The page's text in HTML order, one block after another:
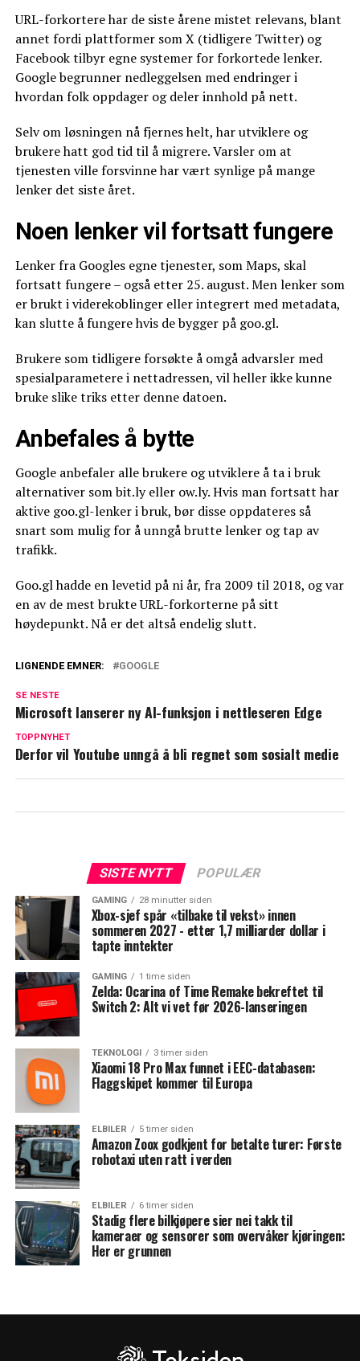
URL-forkortere har de siste årene mistet relevans, blant
annet fordi plattformer som X (tidligere Twitter) og
Facebook tilbyr egne systemer for forkortede lenker.
Google begrunner nedleggelsen med endringer i
hvordan folk oppdager og deler innhold på nett.
Selv om løsningen nå fjernes helt, har utviklere og
brukere hatt god tid til å migrere. Varsler om at
tjenesten ville forsvinne har vært synlige på mange
lenker det siste året.
Noen lenker vil fortsatt fungere
Lenker fra Googles egne tjenester, som Maps, skal
fortsatt fungere – også etter 25. august. Men lenker som
er brukt i viderekoblinger eller integrert med metadata,
kan slutte å fungere hvis de bygger på goo.gl.
Brukere som tidligere forsøkte å omgå advarsler med
spesialparametere i nettadressen, vil heller ikke kunne
bruke slike triks etter denne datoen.
Anbefales å bytte
Google anbefaler alle brukere og utviklere å ta i bruk
alternativer som bit.ly eller ow.ly. Hvis man fortsatt har
aktive goo.gl-lenker i bruk, bør disse oppdateres så
snart som mulig for å unngå brutte lenker og tap av
trafikk.
Goo.gl hadde en levetid på ni år, fra 2009 til 2018, og var
en av de mest brukte URL-forkorterne på sitt
høydepunkt. Nå er det altså endelig slutt.
LIGNENDE EMNER: GOOGLE
SE NESTE
Microsoft lanserer ny AI-funksjon i nettleseren Edge
TOPPNYHET
Derfor vil Youtube unngå å bli regnet som sosialt medie
SISTE NYTT POPULÆR
GAMING 28 minutter siden
Xbox-sjef spår «tilbake til vekst» innen
sommeren 2027 - etter 1,7 milliarder dollar i
tapte inntekter
GAMING 1 time siden
Zelda: Ocarina of Time Remake bekreftet til
Switch 2: Alt vi vet før 2026-lanseringen
TEKNOLOGI 3 timer siden
Xiaomi 18 Pro Max funnet i EEC-databasen:
Flaggskipet kommer til Europa
ELBILER 5 timer siden
Amazon Zoox godkjent for betalte turer: Første
robotaxi uten ratt i verden
ELBILER 6 timer siden
Stadig flere bilkjøpere sier nei takk til
kameraer og sensorer som overvåker kjøringen:
Her er grunnen